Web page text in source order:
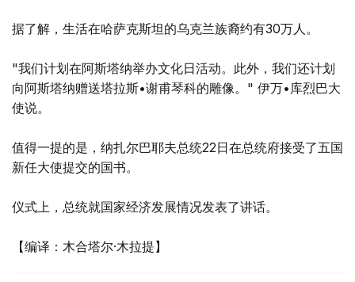
据了解，生活在哈萨克斯坦的乌克兰族裔约有30万人。
"我们计划在阿斯塔纳举办文化日活动。此外，我们还计划
向阿斯塔纳赠送塔拉斯•谢甫琴科的雕像。" 伊万•库烈巴大
使说。
值得一提的是，纳扎尔巴耶夫总统22日在总统府接受了五国
新任大使提交的国书。
仪式上，总统就国家经济发展情况发表了讲话。
【编译：木合塔尔·木拉提】